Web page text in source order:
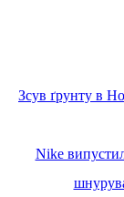
Зсув ґрунту в
Nike